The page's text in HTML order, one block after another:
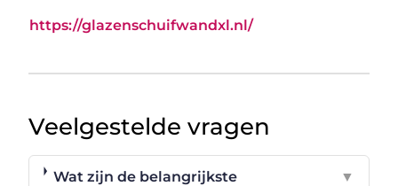
https://glazenschuifwandxl.nl/
Veelgestelde vragen
Wat zijn de belangrijkste
▼